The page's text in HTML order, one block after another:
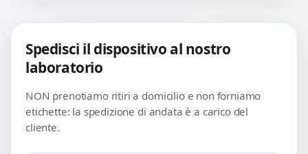
Spedisci il dispositivo al nostro
laboratorio
NON prenotiamo ritiri a domicilio e non forniamo
etichette: la spedizione di andata è a carico del
cliente.